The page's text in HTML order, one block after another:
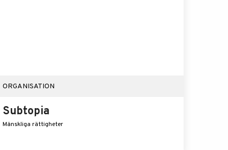
ORGANISATION
Subtopia
Mänskliga rättigheter